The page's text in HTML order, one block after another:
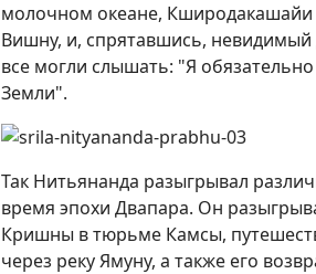
молочном океане, Кширодакашайи
Вишну, и, спрятавшись, невидимый
все могли слышать: "Я
Земли".
Так Нитьянанда разыгрывал
время эпохи Двапара. Он
Кришны в тюрьме Камсы,
через реку Ямуну, а также его